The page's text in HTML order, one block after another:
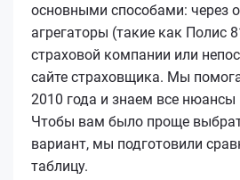
основными способами: через
агрегаторы (такие как Полис
страховой компании или
сайте страховщика. Мы
2010 года и знаем все нюансы
Чтобы вам было проще
вариант, мы подготовили
таблицу.